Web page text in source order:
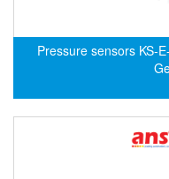
elesa-ganter
ELGO Electronic
Pressure sensors KS-